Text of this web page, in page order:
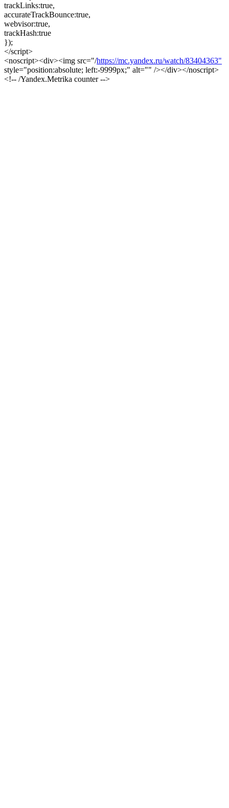
trackLinks:true,
accurateTrackBounce:true,
webvisor:true,
trackHash:true
});
</script>
<noscript><div><img src="/https://mc.yandex.ru/watch/83404363"
style="position:absolute; left:-9999px;" alt="" /></div></noscript>
<!-- /Yandex.Metrika counter -->